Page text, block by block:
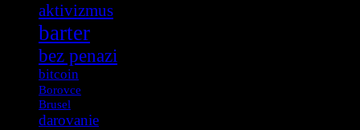
aktivizmus
barter
bez penazi
bitcoin
Borovce
Brusel
darovanie